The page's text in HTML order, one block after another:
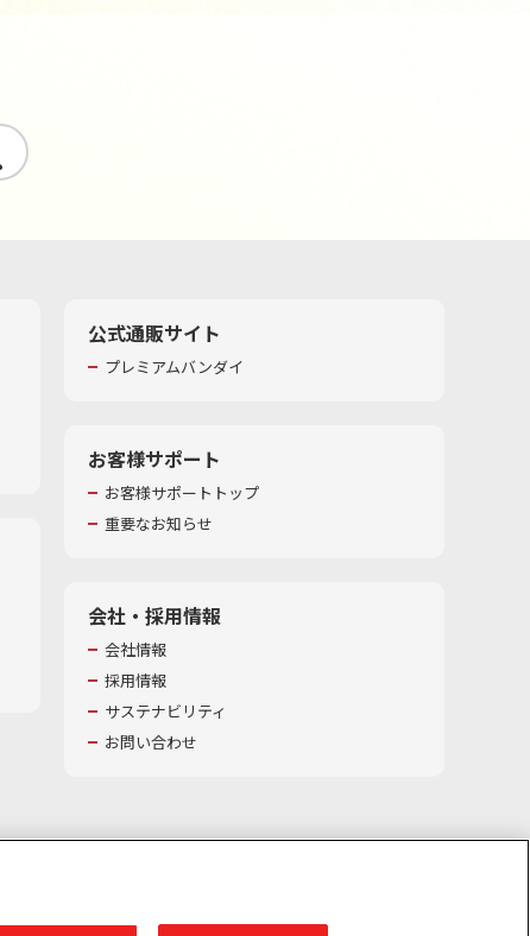
公式通販サイト
プレミアムバンダイ
お客様サポート
お客様サポートトップ
重要なお知らせ
会社・採用情報
会社情報
採用情報
サステナビリティ
お問い合わせ